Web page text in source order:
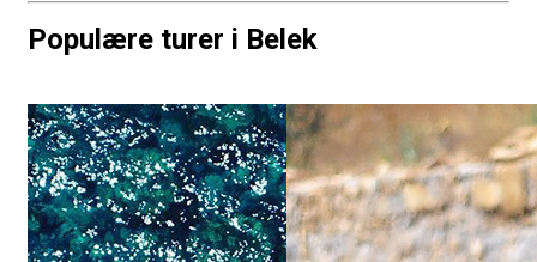
Populære turer i Belek